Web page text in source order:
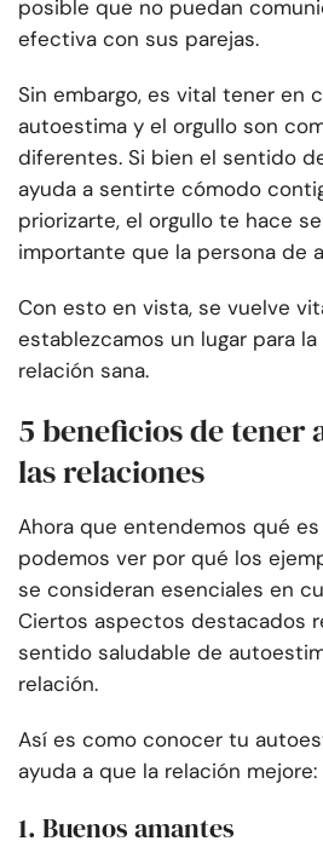
posible que no puedan
efectiva con sus parejas.
Sin embargo, es vital tener en
autoestima y el orgullo son
diferentes. Si bien el sentido
ayuda a sentirte cómodo
priorizarte, el orgullo te hace
importante que la persona de
Con esto en vista, se vuelve
establezcamos un lugar para
relación sana.
5 beneficios de tener
las relaciones
Ahora que entendemos qué
podemos ver por qué los
se consideran esenciales en
Ciertos aspectos destacados
sentido saludable de
relación.
Así es como conocer tu
ayuda a que la relación mejore:
1. Buenos amantes